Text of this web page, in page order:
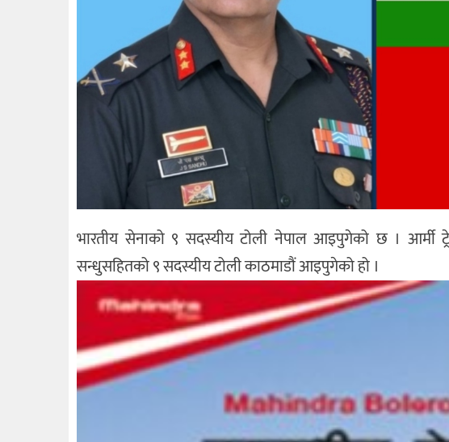
भारतीय सेनाको ९ सदस्यीय टोली नेपाल आइपुगेको छ । आर्मी
सन्धुसहितको ९ सदस्यीय टोली काठमाडौं आइपुगेको हो ।